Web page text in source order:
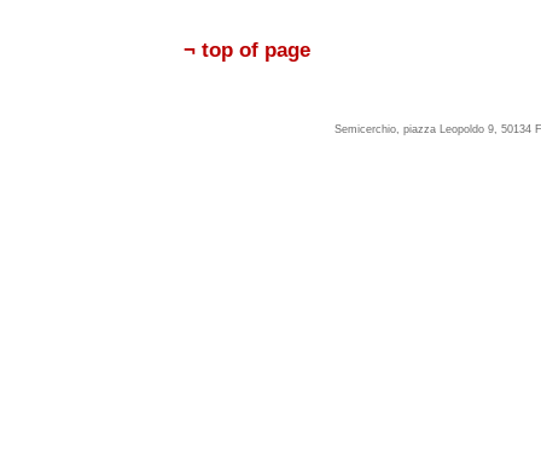
¬ top of page
Semicerchio, piazza Leopoldo 9, 50134